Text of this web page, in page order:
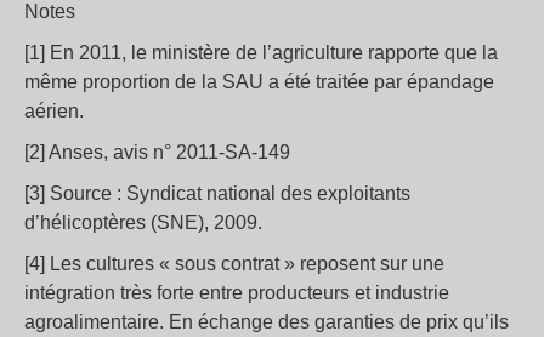
Notes
[1] En 2011, le ministère de l’agriculture rapporte que la
même proportion de la SAU a été traitée par épandage
aérien.
[2] Anses, avis n° 2011-SA-149
[3] Source : Syndicat national des exploitants
d’hélicoptères (SNE), 2009.
[4] Les cultures « sous contrat » reposent sur une
intégration très forte entre producteurs et industrie
agroalimentaire. En échange des garanties de prix qu’ils